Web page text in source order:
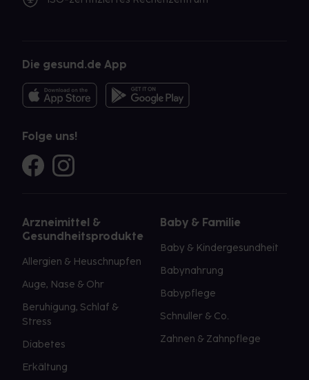
Die gesund.de App
Folge uns!
Arzneimittel &
Gesundheitsprodukte
Allergien & Heuschnupfen
Auge, Nase & Ohr
Beruhigung, Schlaf &
Stress
Diabetes
Erkältung
Baby & Familie
Baby & Kindergesundheit
Babynahrung
Babypflege
Schnuller & Co.
Zahnen & Zahnpflege